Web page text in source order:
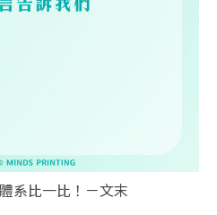
系比一比！－文末